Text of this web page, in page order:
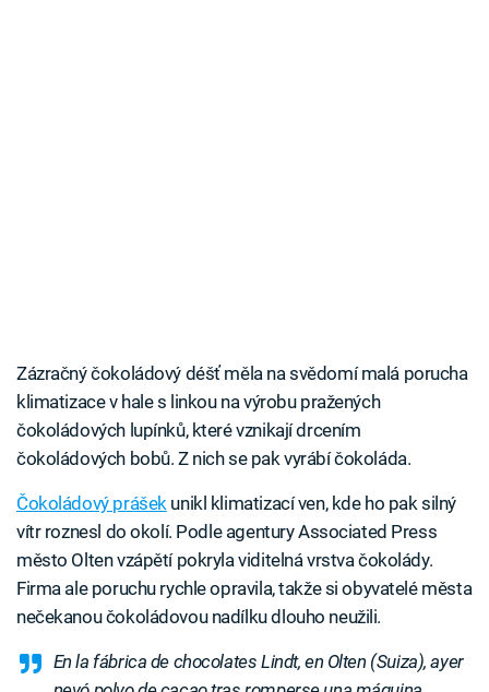
Zázračný čokoládový déšť měla na svědomí malá porucha
klimatizace v hale s linkou na výrobu pražených
čokoládových lupínků, které vznikají drcením
čokoládových bobů. Z nich se pak vyrábí čokoláda.
Čokoládový prášekunikl klimatizací ven, kde ho pak silný
vítr roznesl do okolí. Podle agentury Associated Press
město Olten vzápětí pokryla viditelná vrstva čokolády.
Firma ale poruchu rychle opravila, takže si obyvatelé města
nečekanou čokoládovou nadílku dlouho neužili.
En la fábrica de chocolates Lindt, en Olten (Suiza), ayer